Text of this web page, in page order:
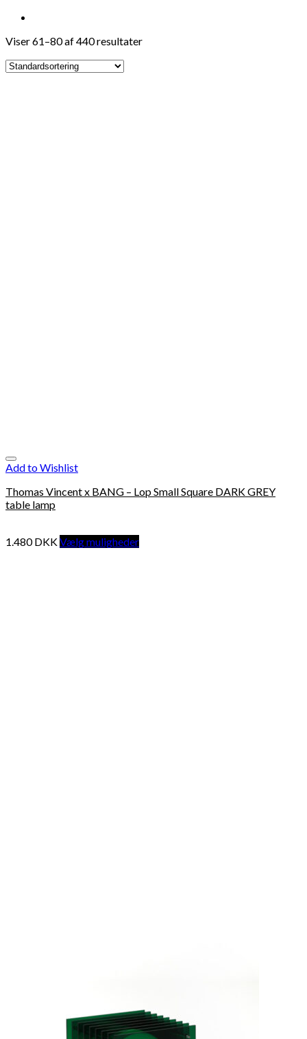
Viser 61–80 af 440 resultater
Add to Wishlist
Thomas Vincent x BANG – Lop Small Square DARK GREY
table lamp
1.480DKKVælg muligheder